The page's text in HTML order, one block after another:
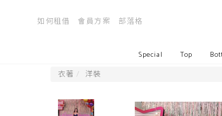
如何租借 會員方案 部落格
Special Top
衣著 洋裝